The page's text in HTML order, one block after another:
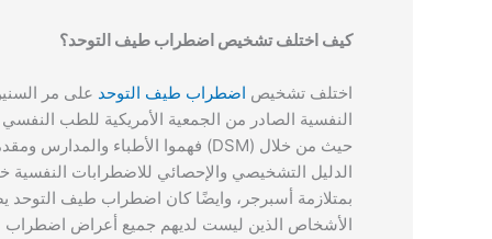
كيف اختلف تشخيص اضطراب طيف التوحد؟
اختلف تشخيص اضطراب طيف التوحد على مر
النفسية الصادر من الجمعية الأمريكية للطب
حيث من خلال (DSM) فهموا الأطباء والمدارس ومقدمو الخدمات اضطراب طيف التوحد وكيفية تقديم الخدمات العلاجية بشكل أكثر،
الدليل التشخيصي والإحصائي للاضطرابات
بمتلازمة أسبرجر، وايضًا كان اضطراب طيف التوحد